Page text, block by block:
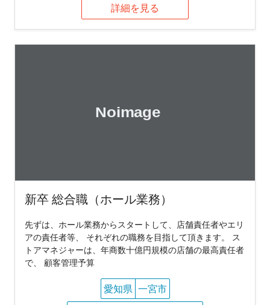
詳細を見る
新卒 総合職（ホール業務）
先ずは、ホール業務からスタートして、店舗責任者やエリ
アの責任者等、 それぞれの職務を目指して頂きます。 ス
トアマネジャーは、年商数十億円規模の店舗の最高責任者
で、 顧客管理予算
愛知県 一宮市